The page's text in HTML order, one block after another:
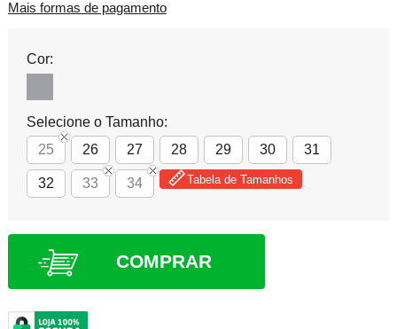
Mais formas de pagamento
Cor:
Selecione o Tamanho:
25
26 27 28 29 30 31
32 33 34 Tabela de Tamanhos
COMPRAR